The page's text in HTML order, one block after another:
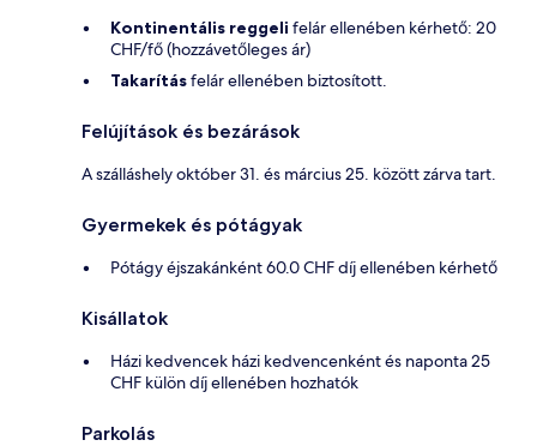
Kontinentális reggeli felár ellenében kérhető: 20
CHF/fő (hozzávetőleges ár)
Takarításfelár ellenében biztosított.
Felújítások és bezárások
A szálláshely október 31. és március 25. között zárva tart.
Gyermekek és pótágyak
Pótágy éjszakánként 60.0 CHF díj ellenében kérhető
Kisállatok
Házi kedvencek házi kedvencenként és naponta 25
CHF külön díj ellenében hozhatók
Parkolás